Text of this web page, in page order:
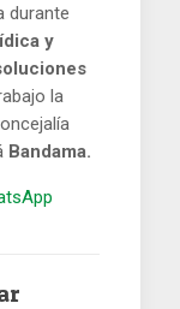
durante
y
la
Bandama.